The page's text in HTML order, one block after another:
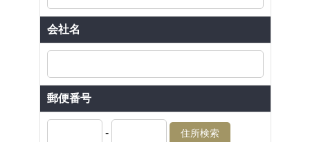
会社名
郵便番号
- 住所検索